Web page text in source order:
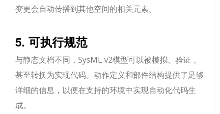
变更会自动传播到其他空间的相关元素。
5. 可执行规范
与静态文档不同，SysML v2模型可以被模拟、验证，
甚至转换为实现代码。动作定义和部件结构提供了足够
详细的信息，以便在支持的环境中实现自动化代码生
成。